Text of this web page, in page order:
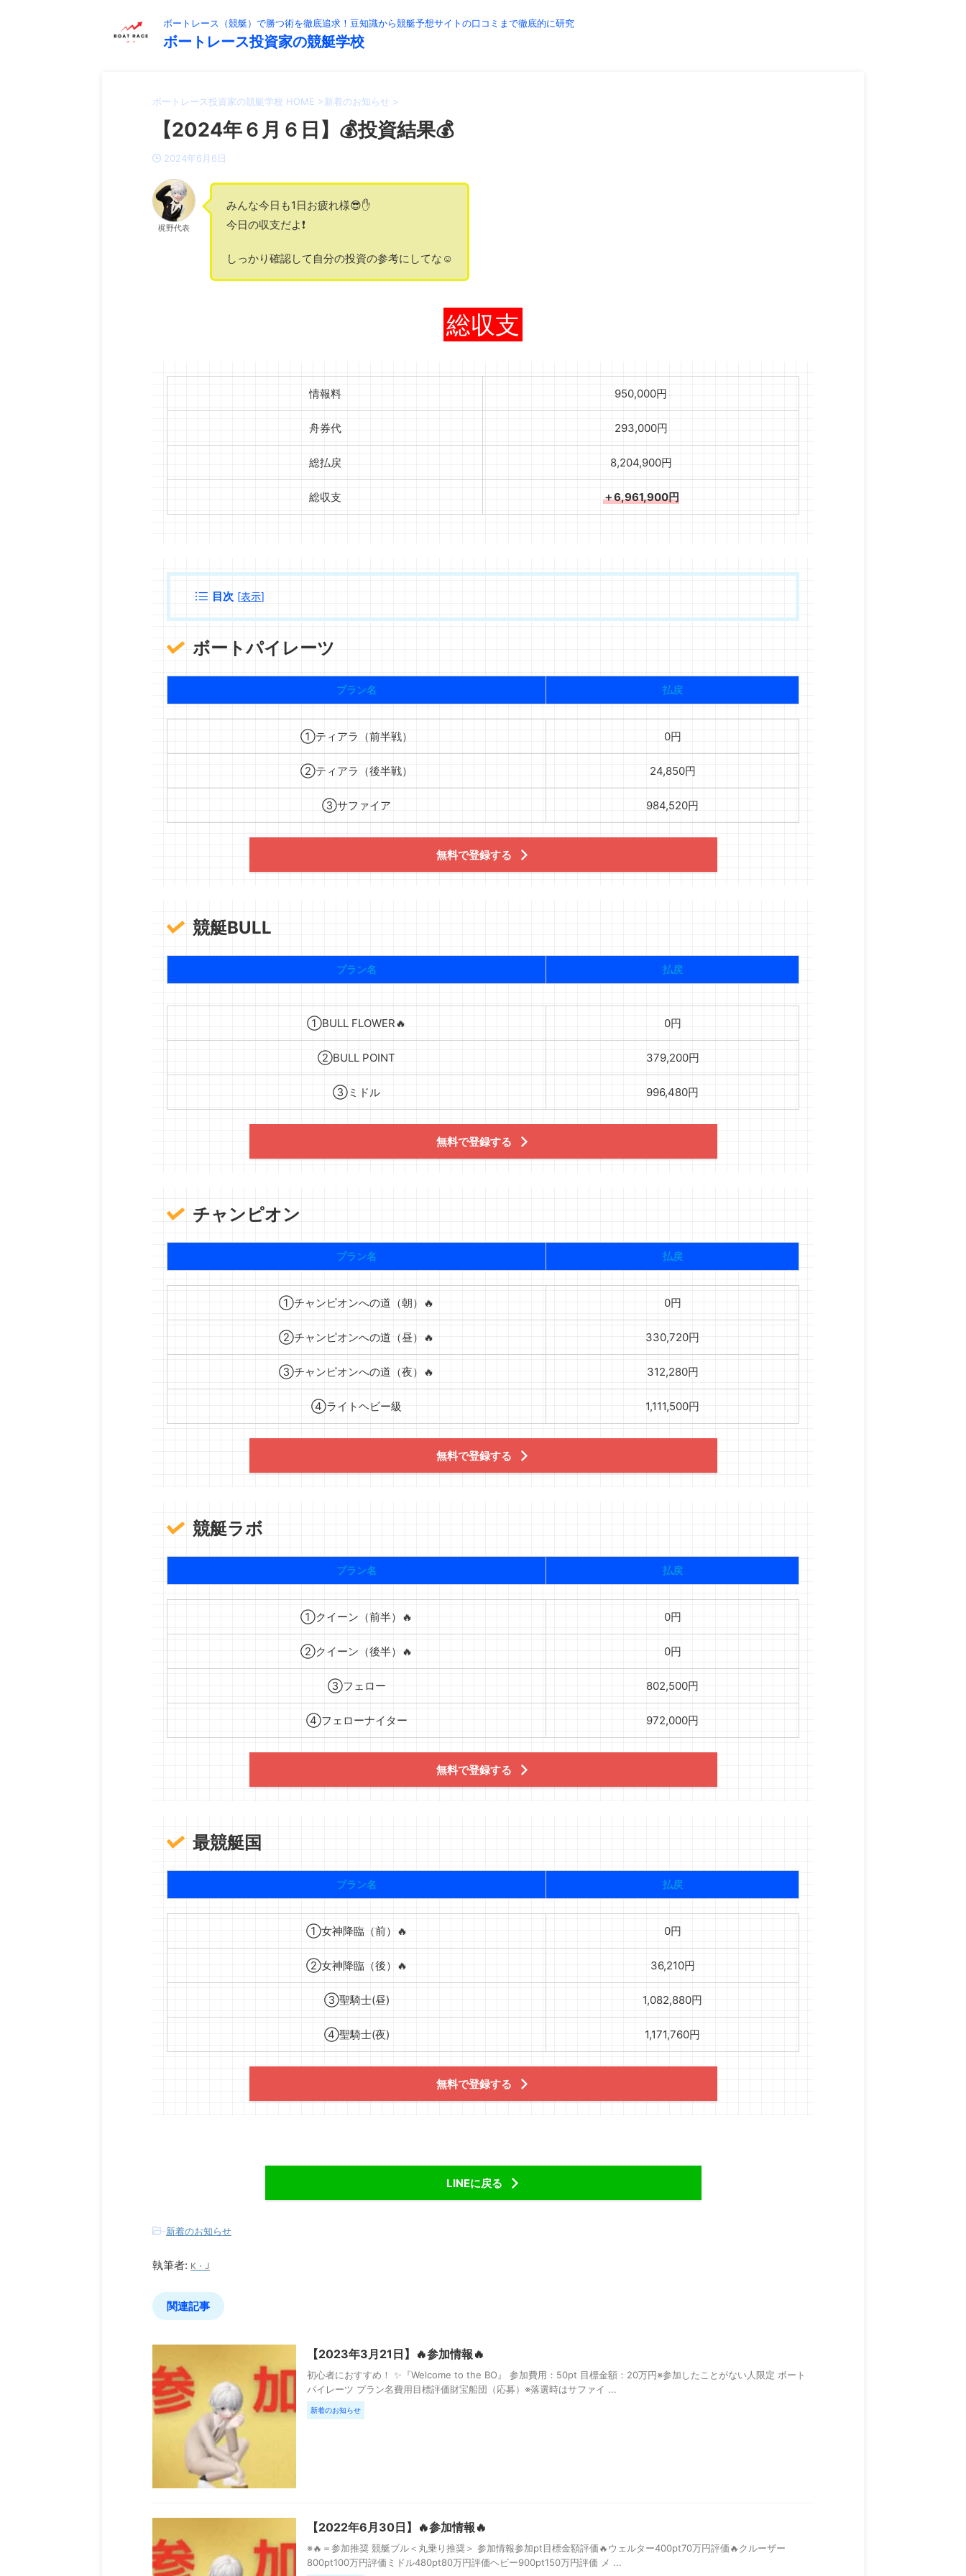
ボートレース（競艇）で勝つ術を徹底追求！豆知識から競艇予想サイトの口コミまで徹底的に研究
ボートレース投資家の競艇学校
ボートレース投資家の競艇学校 HOME >新着のお知らせ >
【2024年６月６日】💰投資結果💰
2024年6月6日
梶野代表
みんな今日も1日お疲れ様😎✋
今日の収支だよ❗️
しっかり確認して自分の投資の参考にしてな☺️
総収支
情報料 950,000円
舟券代 293,000円
総払戻 8,204,900円
総収支 ＋6,961,900円
目次 [表示]
ボートパイレーツ
プラン名 払戻
①ティアラ（前半戦） 0円
②ティアラ（後半戦） 24,850円
③サファイア 984,520円
無料で登録する
競艇BULL
プラン名 払戻
①BULL FLOWER🔥 0円
②BULL POINT 379,200円
③ミドル 996,480円
無料で登録する
チャンピオン
プラン名 払戻
①チャンピオンへの道（朝）🔥 0円
②チャンピオンへの道（昼）🔥 330,720円
③チャンピオンへの道（夜）🔥 312,280円
④ライトヘビー級 1,111,500円
無料で登録する
競艇ラボ
プラン名 払戻
①クイーン（前半）🔥 0円
②クイーン（後半）🔥 0円
③フェロー 802,500円
④フェローナイター 972,000円
無料で登録する
最競艇国
プラン名 払戻
①女神降臨（前）🔥 0円
②女神降臨（後）🔥 36,210円
③聖騎士(昼) 1,082,880円
④聖騎士(夜) 1,171,760円
無料で登録する
LINEに戻る
-新着のお知らせ
執筆者: K・J
関連記事
【2023年3月21日】🔥参加情報🔥
初心者におすすめ！ ✨『Welcome to the BO』 参加費用：50pt 目標金額：20万円※参加したことがない人限定 ボート
パイレーツ プラン名費用目標評価財宝船団（応募）※落選時はサファイ ...
新着のお知らせ
【2022年6月30日】🔥参加情報🔥
※🔥＝参加推奨 競艇ブル＜丸乗り推奨＞ 参加情報参加pt目標金額評価🔥ウェルター400pt70万円評価🔥クルーザー
800pt100万円評価ミドル480pt80万円評価ヘビー900pt150万円評価 メ ...